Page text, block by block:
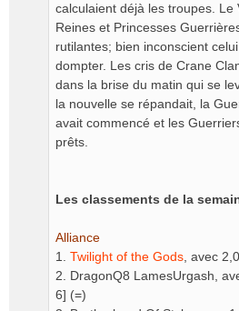
calculaient déjà les troupes. Le
Reines et Princesses
rutilantes; bien inconscient
dompter. Les cris de Crane
dans la brise du matin qui se
la nouvelle se répandait, la
avait commencé et les
prêts.
Les classements de la
Alliance
1. Twilight of the Gods , avec
2. DragonQ8 LamesUrgash,
6] (=)